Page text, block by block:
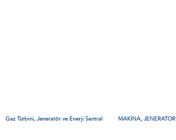
Gaz Türbini, Jeneratör ve Enerji Santral MAKINA, JENERATOR